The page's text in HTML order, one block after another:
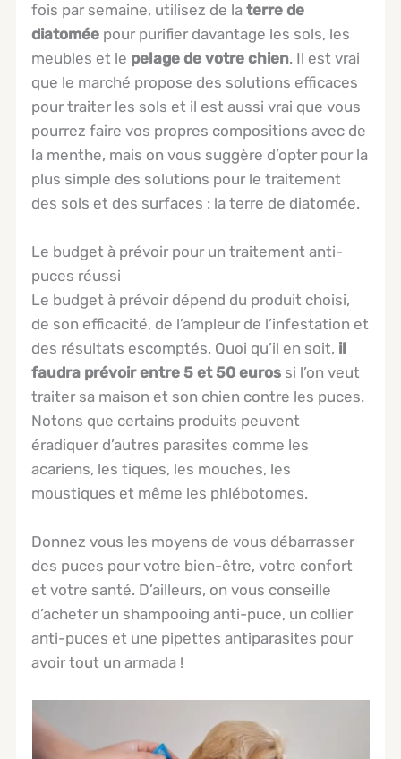
fois par semaine, utilisez de laterre de
diatomée pour purifier davantage les sols, les
meubles et le pelage de votre chien. Il est vrai
que le marché propose des solutions efficaces
pour traiter les sols et il est aussi vrai que vous
pourrez faire vos propres compositions avec de
la menthe, mais on vous suggère d’opter pour la
plus simple des solutions pour le traitement
des sols et des surfaces : la terre de diatomée.
Le budget à prévoir pour un traitement anti-
puces réussi
Le budget à prévoir dépend du produit choisi,
de son efficacité, de l’ampleur de l’infestation et
des résultats escomptés. Quoi qu’il en soit, il
faudra prévoir entre 5 et 50 euros si l’on veut
traiter sa maison et son chien contre les puces.
Notons que certains produits peuvent
éradiquer d’autres parasites comme les
acariens, les tiques, les mouches, les
moustiques et même les phlébotomes.
Donnez vous les moyens de vous débarrasser
des puces pour votre bien-être, votre confort
et votre santé. D’ailleurs, on vous conseille
d’acheter un shampooing anti-puce, un collier
anti-puces et une pipettes antiparasites pour
avoir tout un armada !